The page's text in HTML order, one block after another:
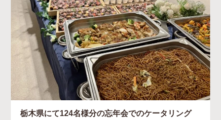
栃木県にて124名様分の忘年会でのケータリング